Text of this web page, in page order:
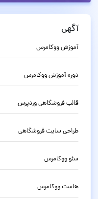
آگهی
آموزش ووکامرس
دوره آموزش ووکامرس
قالب فروشگاهی وردپرس
طراحی سایت فروشگاهی
سئو ووکامرس
هاست ووکامرس